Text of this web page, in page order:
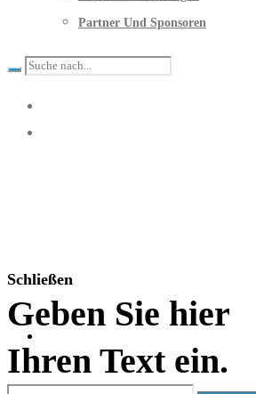
Partner Und Sponsoren
Schließen
Geben Sie hier
Ihren Text ein.